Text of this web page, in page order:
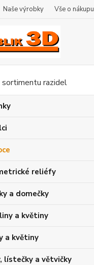
Naše výrobky Vše o nákupu
sortimentu razidel
reliéfy
a domečky
a květiny
a květiny
lístečky a větvičky